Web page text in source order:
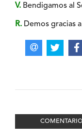
V. Bendigamos al
R. Demos gracias